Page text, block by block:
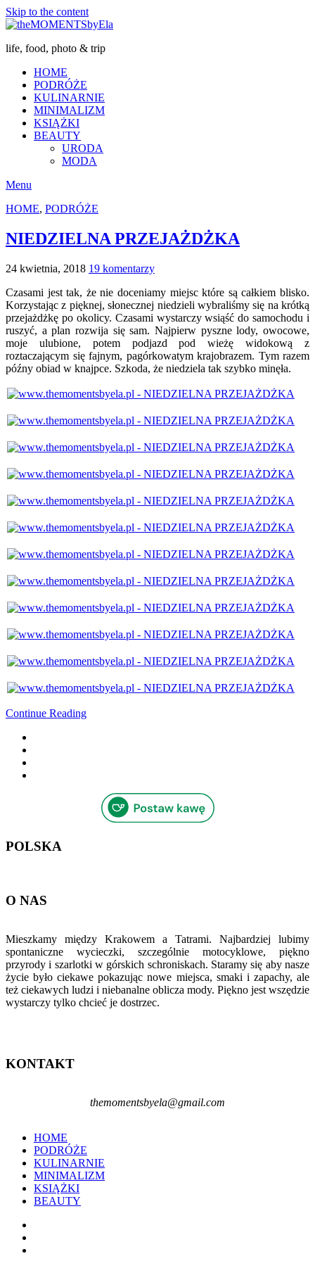
Skip to the content
life, food, photo & trip
HOME
PODRÓŻE
KULINARNIE
MINIMALIZM
KSIĄŻKI
BEAUTY
URODA
MODA
Menu
HOME, PODRÓŻE
NIEDZIELNA PRZEJAŻDŻKA
24 kwietnia, 2018 19 komentarzy
Czasami jest tak, że nie doceniamy miejsc które są całkiem blisko.
Korzystając z pięknej, słonecznej niedzieli wybraliśmy się na krótką
przejażdżkę po okolicy. Czasami wystarczy wsiąść do samochodu i
ruszyć, a plan rozwija się sam. Najpierw pyszne lody, owocowe,
moje ulubione, potem podjazd pod wieżę widokową z
roztaczającym się fajnym, pagórkowatym krajobrazem. Tym razem
późny obiad w knajpce. Szkoda, że niedziela tak szybko minęła.
Continue Reading
POLSKA
O NAS
Mieszkamy między Krakowem a Tatrami. Najbardziej lubimy
spontaniczne wycieczki, szczególnie motocyklowe, piękno
przyrody i szarlotki w górskich schroniskach. Staramy się aby nasze
życie było ciekawe pokazując nowe miejsca, smaki i zapachy, ale
też ciekawych ludzi i niebanalne oblicza mody. Piękno jest wszędzie
wystarczy tylko chcieć je dostrzec.
KONTAKT
themomentsbyela@gmail.com
HOME
PODRÓŻE
KULINARNIE
MINIMALIZM
KSIĄŻKI
BEAUTY